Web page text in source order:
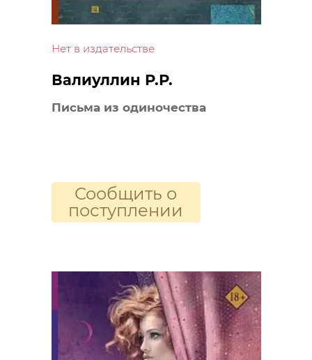
Нет в издательстве
Валиуллин Р.Р.
Письма из одиночества
Сообщить о
поступлении